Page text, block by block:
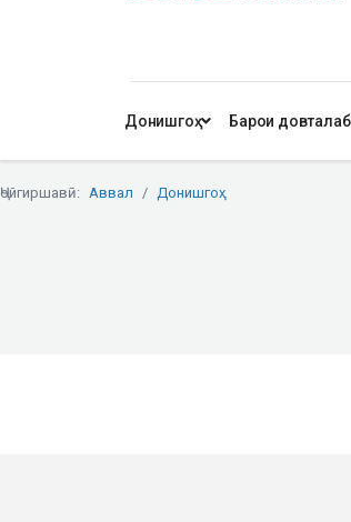
Донишгоҳ Барои
Ҷойгиршавӣ: Аввал Донишгоҳ